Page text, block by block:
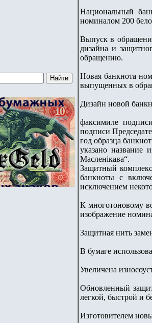
Национальный
номиналом 200
Выпуск в
дизайна и
обращению.
Новая банкнота
выпущенных в
Дизайн новой
факсимиле
подписи
год образца
указано название
Масленікава“.
Защитный
банкноты с
исключением
К многотоновому
изображение
Защитная нить
В бумаге
Увеличена
Обновленный
легкой, быстрой и
Изготовителем